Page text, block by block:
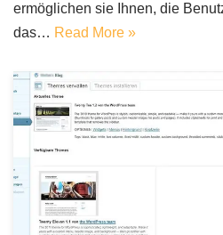
ermöglichen sie Ihnen, die
das… Read More »